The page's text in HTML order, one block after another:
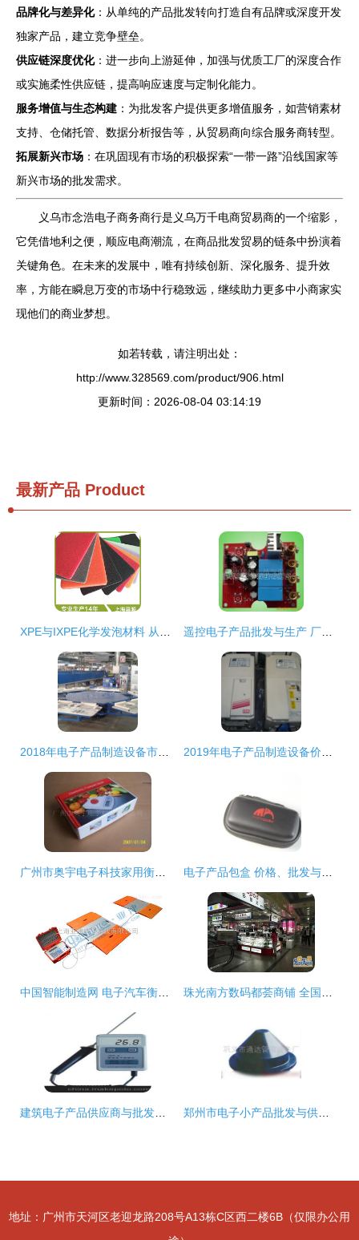
品牌化与差异化：从单纯的产品批发转向打造自有品牌或深度开发
独家产品，建立竞争壁垒。
供应链深度优化：进一步向上游延伸，加强与优质工厂的深度合作
或实施柔性供应链，提高响应速度与定制化能力。
服务增值与生态构建 ：为批发客户提供更多增值服务，如营销素材
支持、仓储托管、数据分析报告等，从贸易商向综合服务商转型。
拓展新兴市场 ：在巩固现有市场的积极探索“一带一路”沿线国家等
新兴市场的批发需求。
义乌市念浩电子商务商行是义乌万千电商贸易商的一个缩影，
它凭借地利之便，顺应电商潮流，在商品批发贸易的链条中扮演着
关键角色。在未来的发展中，唯有持续创新、深化服务、提升效
率，方能在瞬息万变的市场中行稳致远，继续助力更多中小商家实
现他们的商业梦想。
如若转载，请注明出处：
http://www.328569.com/product/906.html
更新时间：2026-08-04 03:14:19
最新产品 Product
地址：广州市天河区老迎龙路208号A13栋C区西二楼6B（仅限办公用